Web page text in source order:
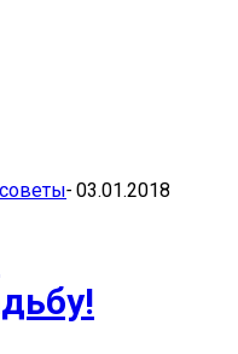
- 03.01.2018